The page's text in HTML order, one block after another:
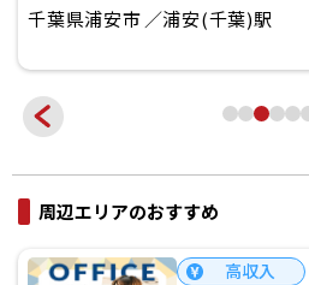
千葉県浦安市 浦安(千葉)駅
周辺エリアのおすすめ
高収入